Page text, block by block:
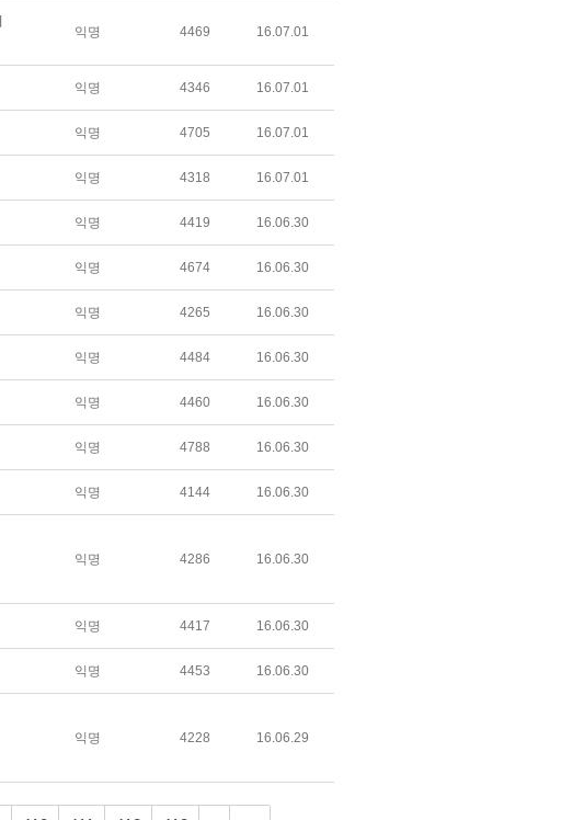
익명 4469 16.07.01
익명 4346 16.07.01
익명 4705 16.07.01
익명 4318 16.07.01
익명 4419 16.06.30
익명 4674 16.06.30
익명 4265 16.06.30
익명 4484 16.06.30
익명 4460 16.06.30
익명 4788 16.06.30
익명 4144 16.06.30
익명 4286 16.06.30
익명 4417 16.06.30
익명 4453 16.06.30
익명 4228 16.06.29